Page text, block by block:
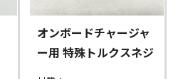
オンボードチャージャ
ー用 特殊トルクスネジ